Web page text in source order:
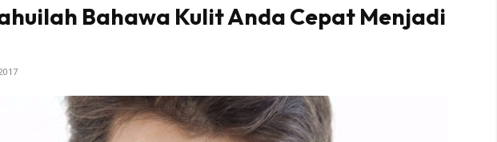
Bahawa Kulit Anda Cepat Menjadi